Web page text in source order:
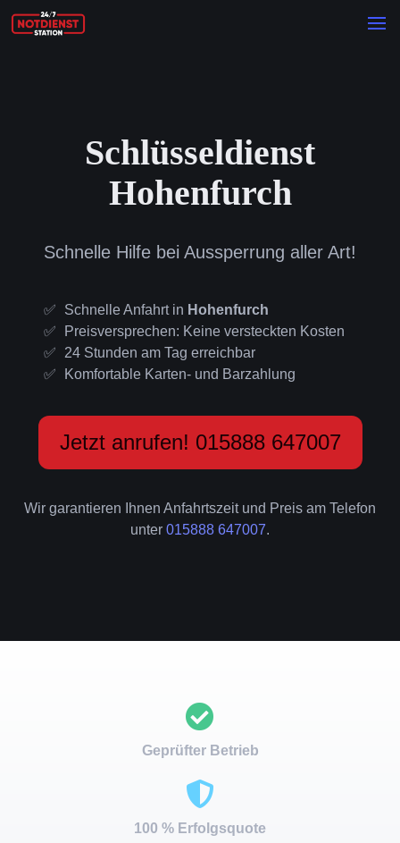
Schlüsseldienst
Hohenfurch
Schnelle Hilfe bei Aussperrung aller Art!
Schnelle Anfahrt in Hohenfurch
Preisversprechen: Keine versteckten Kosten
24 Stunden am Tag erreichbar
Komfortable Karten- und Barzahlung
Jetzt anrufen! 015888 647007
Wir garantieren Ihnen Anfahrtszeit und Preis am Telefon
unter 015888 647007.
Geprüfter Betrieb
100 % Erfolgsquote